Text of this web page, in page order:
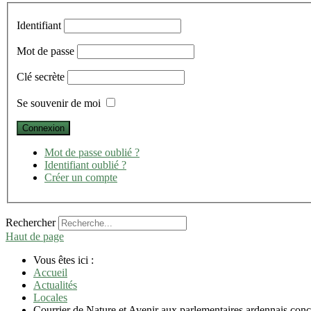
Identifiant
Mot de passe
Clé secrète
Se souvenir de moi
Mot de passe oublié ?
Identifiant oublié ?
Créer un compte
Rechercher
Haut de page
Vous êtes ici :
Accueil
Actualités
Locales